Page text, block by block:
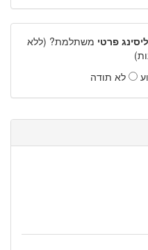
ליסינג פרטי משתלמת? (ללא
לא תודה